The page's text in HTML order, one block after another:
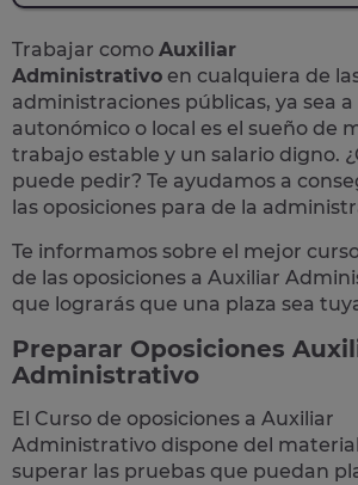
Trabajar como Auxiliar
Administrativo en cualquiera de
administraciones públicas, ya sea
autonómico o local es el sueño de
trabajo estable y un salario digno.
puede pedir? Te ayudamos a
las oposiciones para de la
Te informamos sobre el mejor
de las oposiciones a Auxiliar
que lograrás que una plaza sea
Preparar Oposiciones
Administrativo
El Curso de oposiciones a Auxiliar
Administrativo dispone del
superar las pruebas que puedan